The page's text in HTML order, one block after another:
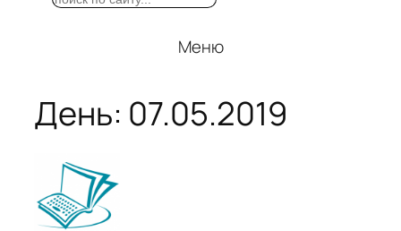
Меню
День: 07.05.2019